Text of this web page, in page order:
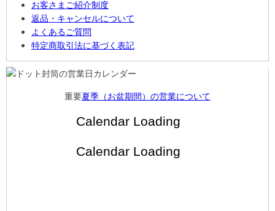
お客さまご紹介制度
返品・キャンセルについて
よくあるご質問
特定商取引法に基づく表記
重要夏季（お盆期間）の営業について